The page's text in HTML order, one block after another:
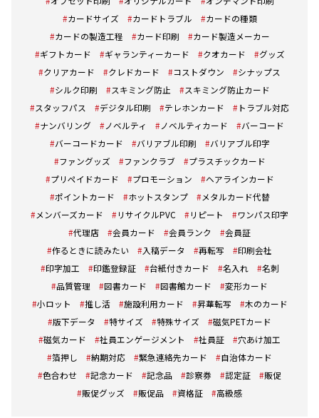
カードサイズ
カードトラブル
カードの種類
カードの製造工程
カード印刷
カード製造メーカー
ギフトカード
ギャランティーカード クオカード
グッズ
クリアカード
クレドカード コストダウン
シナップス
シルク印刷
スキミング防止
スキミング防止カード
スタッフパス
デジタル印刷 テレホンカード
トラブル対応
ナンバリング
ノベルティ ノベルティカード
バーコード
バーコードカード
バリアブル印刷
バリアブル印字
ファングッズ
ファンクラブ
プラスチックカード
プリペイドカード
プロモーション
ヘアラインカード
ポイントカード
ホットスタンプ
メタルカード代替
メンバーズカード
リサイクルPVC リピート
ワンパス印字
代理店
会員カード 会員ランク
会員証
作るときに読みたい
入稿データ 再転写
印刷会社
印字加工
印鑑登録証 台紙付きカード 名入れ
名刺
品質管理
図書カード 図書館カード
変形カード
小ロット
推し活 施設利用カード 昇華転写
木のカード
版下データ
特サイズ 特殊サイズ
磁気PETカード
磁気カード
社員エンゲージメント 社員証
穴あけ加工
箔押し
納期対応 緊急連絡先カード
自治体カード
色合わせ
記念カード 記念品 診察券 認定証
販促
販促グッズ
販促品 資格証 高級感